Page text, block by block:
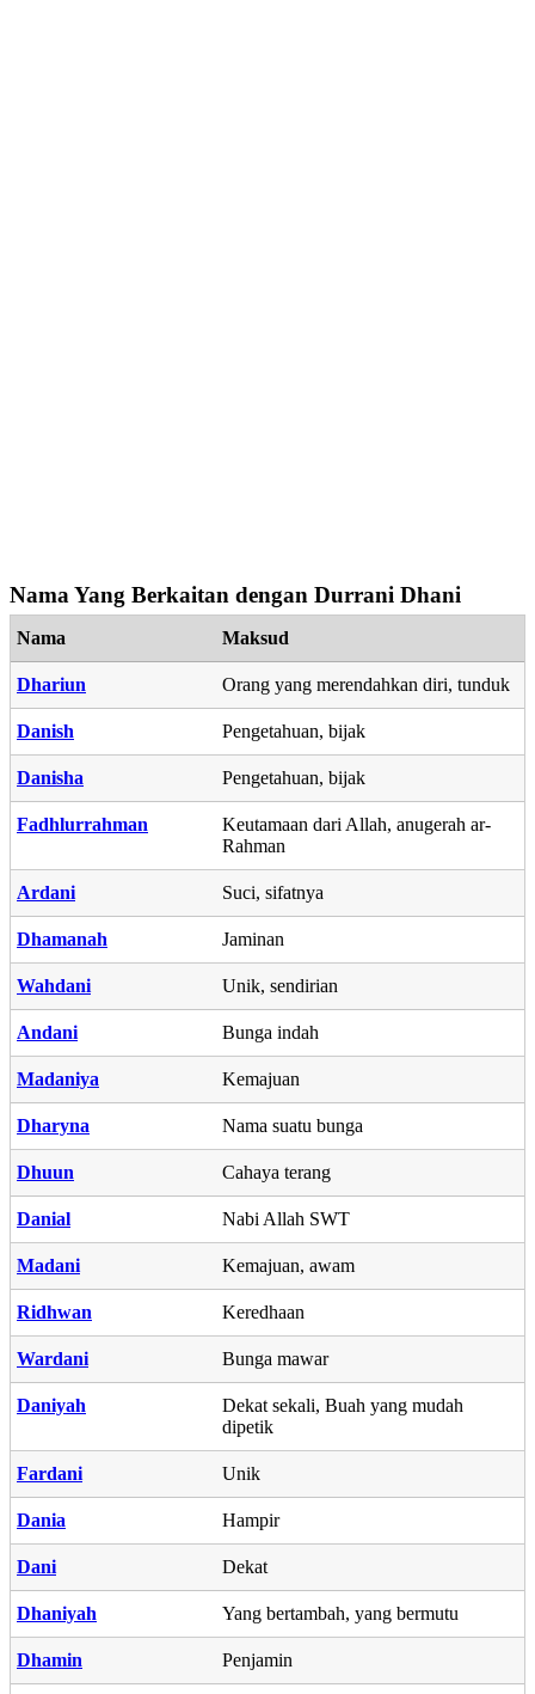
Nama Yang Berkaitan dengan Durrani Dhani
Nama Maksud
Dhariun Orang yang merendahkan diri, tunduk
Danish Pengetahuan, bijak
Danisha Pengetahuan, bijak
Fadhlurrahman
Keutamaan dari Allah, anugerah ar-
Rahman
Ardani Suci, sifatnya
Dhamanah Jaminan
Wahdani Unik, sendirian
Andani Bunga indah
Madaniya Kemajuan
Dharyna Nama suatu bunga
Dhuun Cahaya terang
Danial Nabi Allah SWT
Madani Kemajuan, awam
Ridhwan Keredhaan
Wardani Bunga mawar
Daniyah
Dekat sekali, Buah yang mudah
dipetik
Fardani Unik
Dania Hampir
Dani Dekat
Dhaniyah Yang bertambah, yang bermutu
Dhamin Penjamin